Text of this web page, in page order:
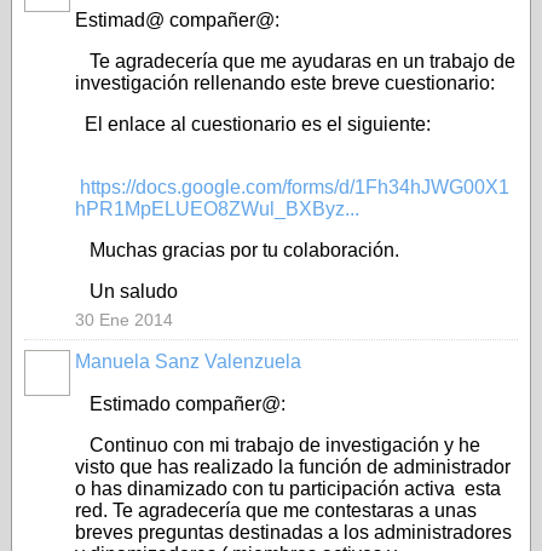
Estimad@ compañer@:
Te agradecería que me ayudaras en un trabajo de
investigación rellenando este breve cuestionario:
El enlace al cuestionario es el siguiente:
https://docs.google.com/forms/d/1Fh34hJWG00X1
hPR1MpELUEO8ZWul_BXByz...
Muchas gracias por tu colaboración.
Un saludo
30 Ene 2014
Manuela Sanz Valenzuela
Estimado compañer@:
Continuo con mi trabajo de investigación y he
visto que has realizado la función de administrador
o has dinamizado con tu participación activa esta
red. Te agradecería que me contestaras a unas
breves preguntas destinadas a los administradores